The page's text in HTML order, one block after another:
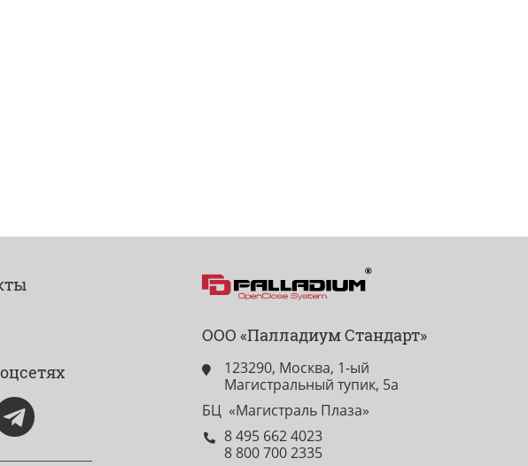
ООО «Палладиум Стандарт»
123290, Москва, 1-ый
Магистральный тупик, 5а
БЦ «Магистраль Плаза»
8 495 662 4023
8 800 700 2335